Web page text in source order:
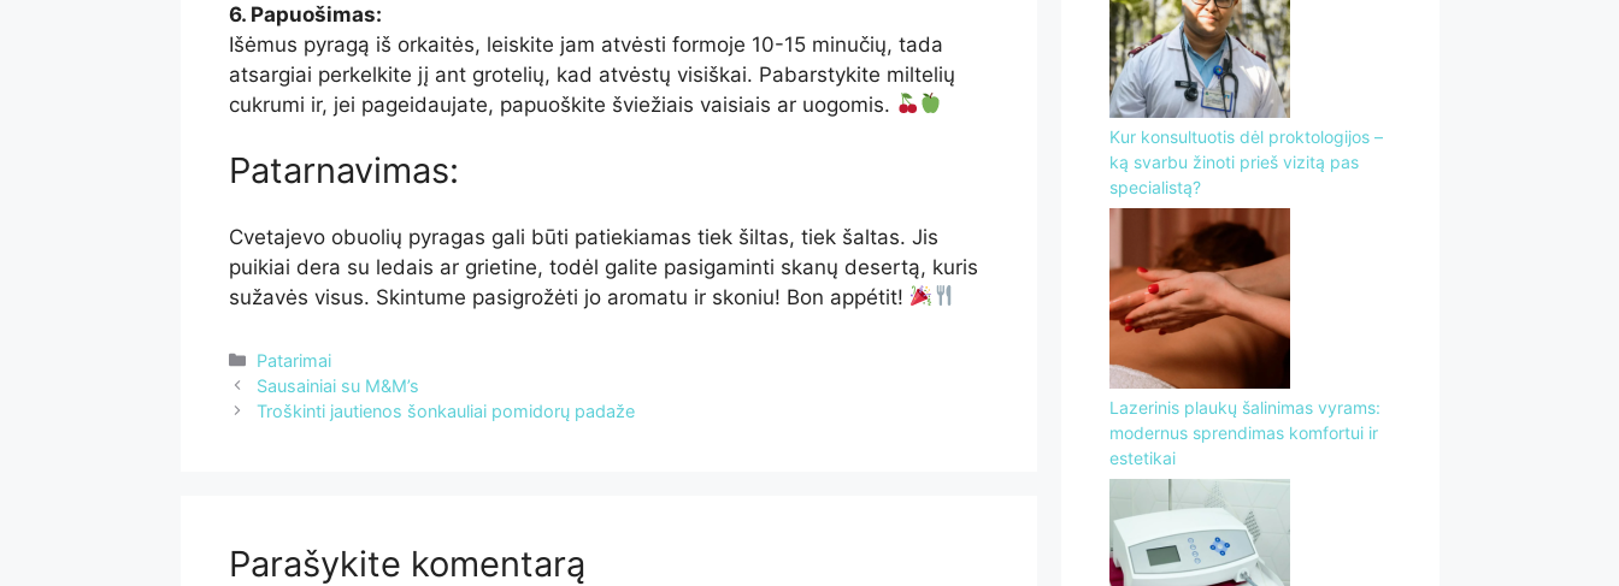
6. Papuošimas:
Išėmus pyragą iš orkaitės, leiskite jam atvėsti formoje 10-15 minučių, tada
atsargiai perkelkite jį ant grotelių, kad atvėstų visiškai. Pabarstykite miltelių
cukrumi ir, jei pageidaujate, papuoškite šviežiais vaisiais ar uogomis.
Patarnavimas:
Cvetajevo obuolių pyragas gali būti patiekiamas tiek šiltas, tiek šaltas. Jis
puikiai dera su ledais ar grietine, todėl galite pasigaminti skanų desertą, kuris
sužavės visus. Skintume pasigrožėti jo aromatu ir skoniu! Bon appétit!
Kategorijos
Patarimai
Sausainiai su M&M’s
Troškinti jautienos šonkauliai pomidorų padaže
Parašykite komentarą
Kur konsultuotis dėl proktologijos –
ką svarbu žinoti prieš vizitą pas
specialistą?
Lazerinis plaukų šalinimas vyrams:
modernus sprendimas komfortui ir
estetikai